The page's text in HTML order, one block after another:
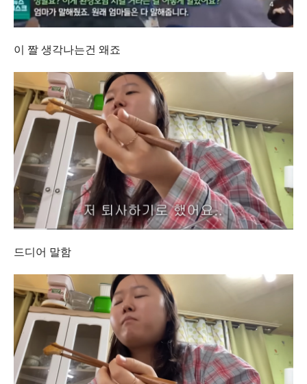
이 짤 생각나는건 왜죠
드디어 말함